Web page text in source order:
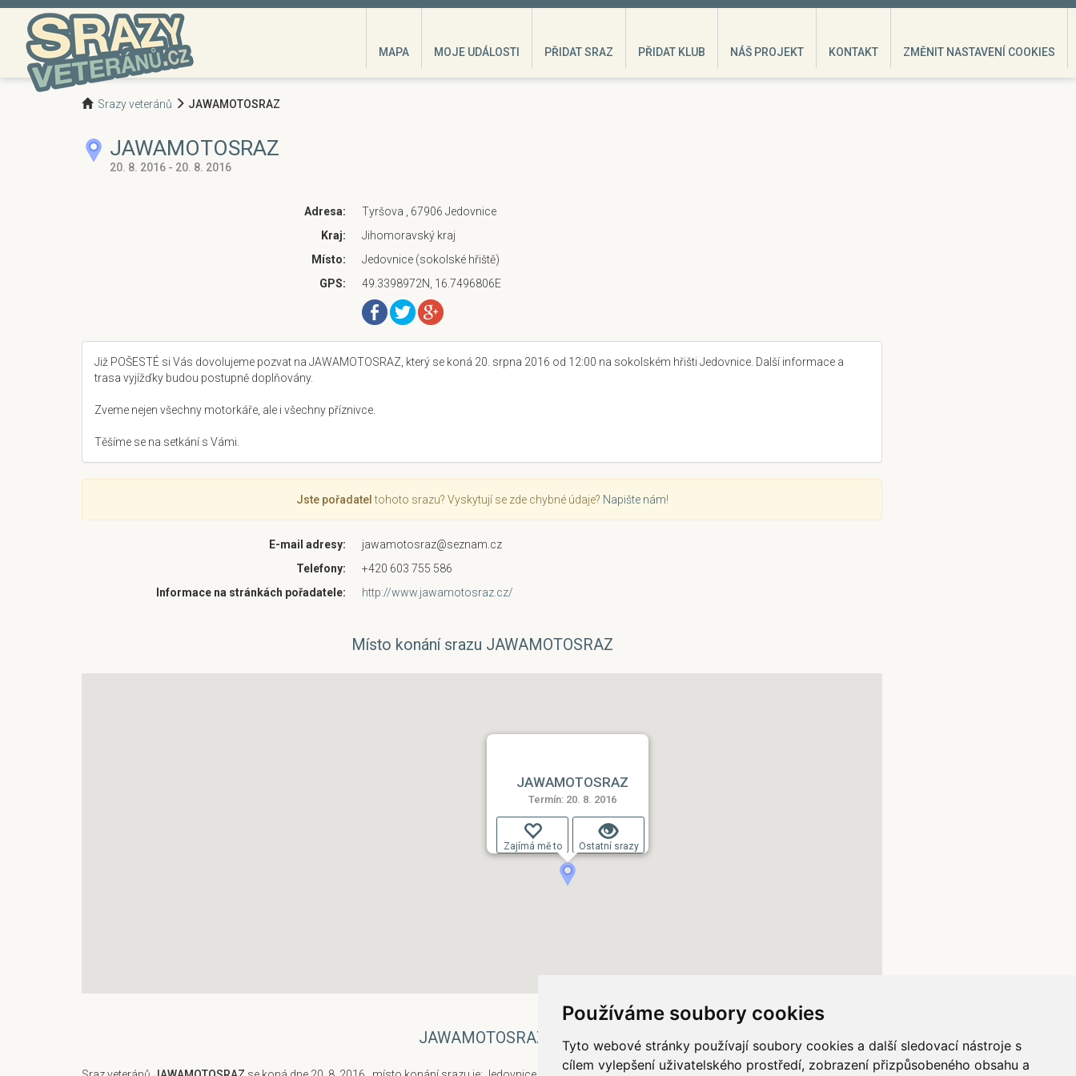
Používáme soubory cookies
Tyto webové stránky používají soubory cookies a další sledovací nástroje s
cílem vylepšení uživatelského prostředí, zobrazení přizpůsobeného obsahu a
MAPA MOJE UDÁLOSTI PŘIDAT SRAZ PŘIDAT KLUB NÁŠ PROJEKT KONTAKT ZMĚNIT NASTAVENÍ COOKIES
Srazy veteránů JAWAMOTOSRAZ
JAWAMOTOSRAZ
20. 8. 2016 - 20. 8. 2016
Adresa:
Tyršova , 67906 Jedovnice
Kraj:
Jihomoravský kraj
Místo:
Jedovnice (sokolské hřiště)
GPS:
49.3398972N, 16.7496806E
Již POŠESTÉ si Vás dovolujeme pozvat na JAWAMOTOSRAZ, který se koná 20. srpna 2016 od 12:00 na sokolském hřišti Jedovnice. Další informace a
trasa vyjížďky budou postupně doplňovány.
Zveme nejen všechny motorkáře, ale i všechny příznivce.
Těšíme se na setkání s Vámi.
Jste pořadatel tohoto srazu? Vyskytují se zde chybné údaje? Napište nám!
E-mail adresy:
jawamotosraz@seznam.cz
Telefony:
+420 603 755 586
Informace na stránkách pořadatele:
http://www.jawamotosraz.cz/
Místo konání srazu JAWAMOTOSRAZ
JAWAMOTOSRAZ
Termín: 20. 8. 2016
Zajímá mě to Ostatní srazy
JAWAMOTOSRAZ